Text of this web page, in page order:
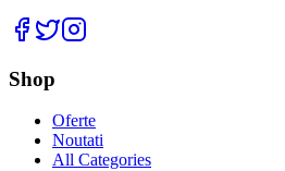
Facebook
Twitter
Shop
Oferte
Noutati
All Categories